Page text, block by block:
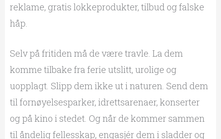
reklame, gratis lokkeprodukter, tilbud og falske
håp.
Selv på fritiden må de være travle. La dem
komme tilbake fra ferie utslitt, urolige og
uopplagt. Slipp dem ikke ut i naturen. Send dem
til fornøyelsesparker, idrettsarenaer, konserter
og på kino i stedet. Og når de kommer sammen
til åndelig fellesskap, engasjér dem i sladder og